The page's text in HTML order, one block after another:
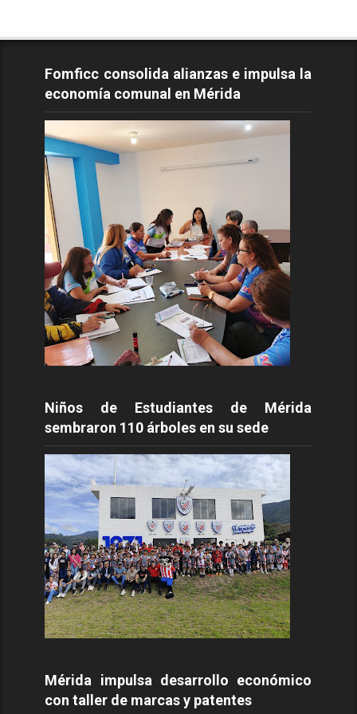
Fomficc consolida alianzas e impulsa la
economía comunal en Mérida
Niños de Estudiantes de Mérida
sembraron 110 árboles en su sede
Mérida impulsa desarrollo económico
con taller de marcas y patentes